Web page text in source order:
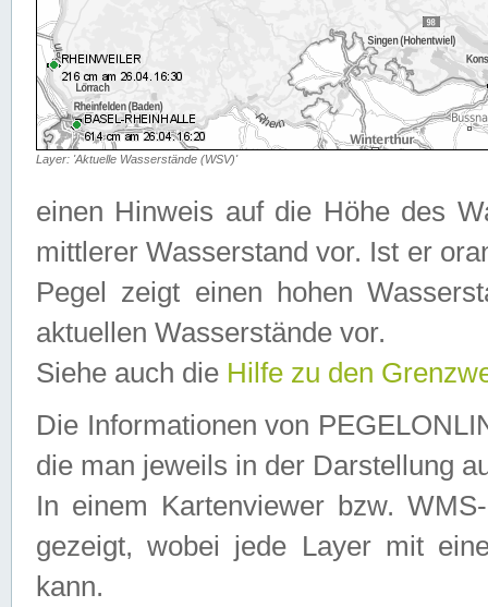
Layer: 'Aktuelle Wasserstände (WSV)'
einen Hinweis auf die Höhe des
mittlerer Wasserstand vor. Ist er
Pegel zeigt einen hohen
aktuellen Wasserstände vor.
Siehe auch die Hilfe zu den
Die Informationen von
die man jeweils in der Darstellung
In einem Kartenviewer bzw.
gezeigt, wobei jede Layer mit
kann.